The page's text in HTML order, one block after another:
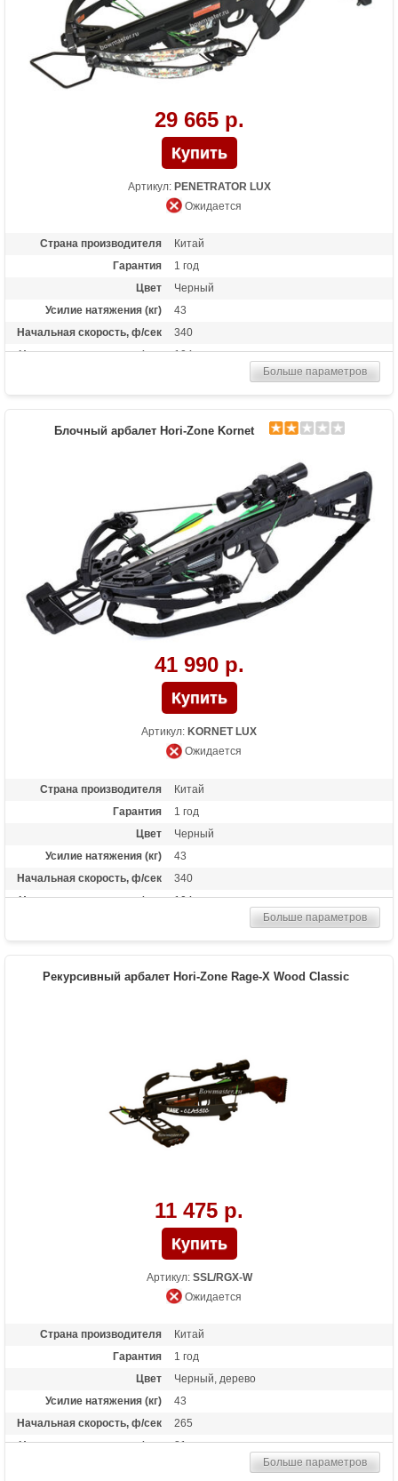
Особенности
Конструкция булл-пап, защита от
холостого выстрела, планка Пикатинни
под направляющей, отбойники для
тетивы
29 665 р.
Артикул: PENETRATOR LUX
Ожидается
Страна производителя
Китай
Гарантия
1 год
Цвет
Черный
Усилие натяжения (кг)
43
Начальная скорость, ф/сек
340
Начальная скорость, м/сек
104
14 дюймов (35,6 см)
Размах плечей (см)
48.3
Полная: оптический прицел 4х32, кивер
Shelter, натяжитель Talon, 3
алюминиевые стрелы, воск; "Голый": воск
Масса (кг)
3.5
Назначение
Развлечение, охота
Особенности
Конструкция булл-пап, планка Пикатинни
под направляющей, покрытие Soft-touch
Больше параметров
Блочный арбалет Hori-Zone Kornet
41 990 р.
Артикул: KORNET LUX
Ожидается
Страна производителя
Китай
Гарантия
1 год
Цвет
Черный
Усилие натяжения (кг)
43
Начальная скорость, ф/сек
340
Начальная скорость, м/сек
104
Стандарт стрел (дюймы)
20
Назначение
Развлечение, охота
Особенности
Конструкция булл-пап, защита от
холостого выстрела, планка Пикатинни
под направляющей, тактическая рукоять,
виброгасители тетивы
Больше параметров
Рекурсивный арбалет Hori-Zone Rage-X Wood Classic
11 475 р.
Артикул: SSL/RGX-W
Ожидается
Страна производителя
Китай
Гарантия
1 год
Цвет
Черный, дерево
Усилие натяжения (кг)
43
Начальная скорость, ф/сек
265
Начальная скорость, м/сек
81
11 дюймов (28 см)Больше параметров